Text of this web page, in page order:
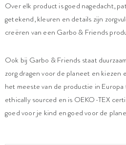
Over elk product is goed nagedacht,
getekend, kleuren en details zijn
creëren van een Garbo & Friends
Ook bij Garbo & Friends staat
zorg dragen voor de planeet en kiezen
het meeste van de productie in
ethically sourced en is OEKO-TEX
goed voor je kind en goed voor de